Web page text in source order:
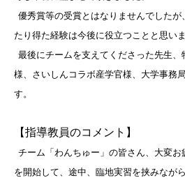
優秀賞等の受賞とはなりませんでした
たり得た経験は今後に役立つことと思いま
最後にチームを支えてくださった先生
様、さいしんコラボ産学官様、大学事務
す。
【指導教員のコメント】
チーム「わんちゅー」の皆さん、大変お
を開始して、途中、臨地実習を挟みなが